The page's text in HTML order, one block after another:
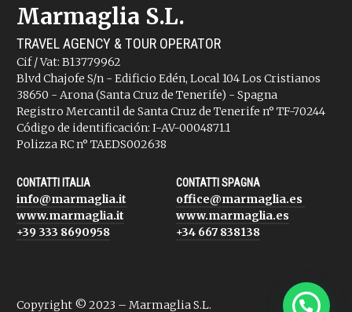
Marmaglia S.L.
TRAVEL AGENCY & TOUR OPERATOR
Cif / Vat: B13779962
Blvd Chajofe S/n - Edificio Edén, Local 104 Los Cristianos
38650 - Arona (Santa Cruz de Tenerife) - Spagna
Registro Mercantil de Santa Cruz de Tenerife n° TF-70244
Código de identificación: I-AV-0004871.1
Polizza RC n° TAEDS002638
CONTATTI ITALIA
info@marmaglia.it
www.marmaglia.it
+39 333 8690958
CONTATTI SPAGNA
office@marmaglia.es
www.marmaglia.es
+34 667 838138
Copyright © 2023 – Marmaglia S.L.